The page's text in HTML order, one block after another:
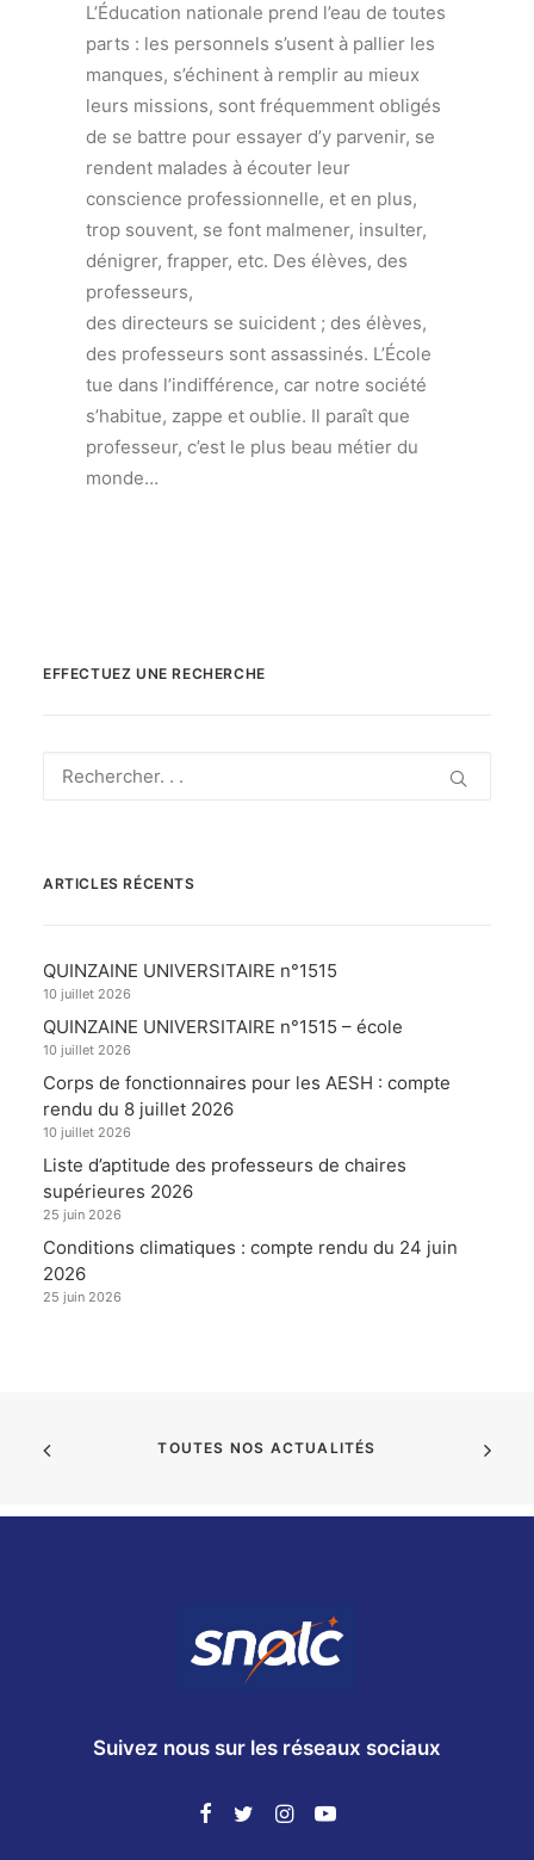
L’Éducation nationale prend l’eau de toutes
parts : les personnels s’usent à pallier les
manques, s’échinent à remplir au mieux
leurs missions, sont fréquemment obligés
de se battre pour essayer d’y parvenir, se
rendent malades à écouter leur
conscience professionnelle, et en plus,
trop souvent, se font malmener, insulter,
dénigrer, frapper, etc. Des élèves, des
professeurs,
des directeurs se suicident ; des élèves,
des professeurs sont assassinés. L’École
tue dans l’indifférence, car notre société
s’habitue, zappe et oublie. Il paraît que
professeur, c’est le plus beau métier du
monde…
EFFECTUEZ UNE RECHERCHE
ARTICLES RÉCENTS
QUINZAINE UNIVERSITAIRE n°1515
10 juillet 2026
QUINZAINE UNIVERSITAIRE n°1515 – école
10 juillet 2026
Corps de fonctionnaires pour les AESH : compte
rendu du 8 juillet 2026
10 juillet 2026
Liste d’aptitude des professeurs de chaires
supérieures 2026
25 juin 2026
Conditions climatiques : compte rendu du 24 juin
2026
25 juin 2026
TOUTES NOS ACTUALITÉS
Suivez nous sur les réseaux sociaux